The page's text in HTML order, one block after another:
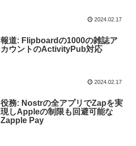
2024.02.17
報道: Flipboardの1000の雑誌ア
カウントのActivityPub対応
2024.02.17
役務: Nostrの全アプリでZapを実
現しAppleの制限も回避可能な
Zapple Pay